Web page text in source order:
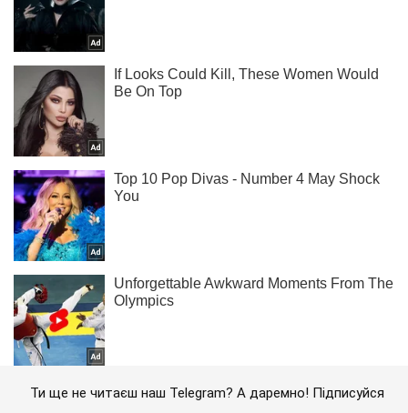
Ти ще не читаєш наш Telegram? А даремно! Підписуйся